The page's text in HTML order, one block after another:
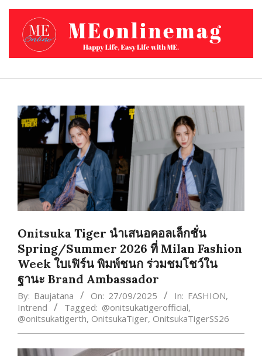
Skip
content
Primary
Menu
Onitsuka Tiger นำเสนอคอลเล็กชั่น
Spring/Summer 2026 ที่ Milan Fashion
Week ใบเฟิร์น พิมพ์ชนก ร่วมชมโชว์ใน
ฐานะ Brand Ambassador
By: Baujatana On: 27/09/2025 In: FASHION,
Intrend
Tagged: @onitsukatigerofficial,
@onitsukatigerth, OnitsukaTiger, OnitsukaTigerSS26